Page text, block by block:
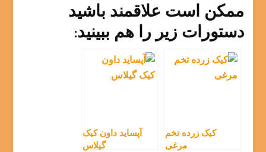
ممکن است علاقمند باشید
دستورات زیر را هم ببینید:
کیک زرده تخم
مرغی
آپساید داون کیک
گیلاس